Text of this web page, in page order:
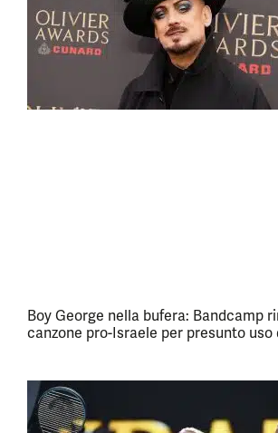
Boy George nella bufera: Bandcamp
canzone pro-Israele per presunto uso